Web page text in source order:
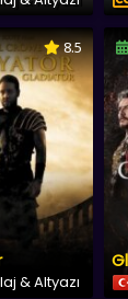
8.5
& Altyazı